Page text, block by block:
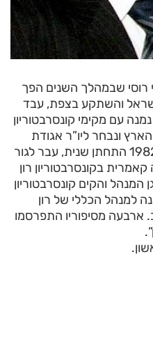
רוסי שבמהלך השנים הפך
בגיל 26 עלה לישראל והשתקע בצפת, עבד
עם מקימי קונסרבטוריון
ונבחר ליו”ר אגודת
שוחרי המוזיקה בצפת. בשנת 1982 התחתן שנית, עבר לגור
בקונסרבטוריון רון
מונה לסגן המנהל והקים קונסרבטוריון
חרדיות, ובשנת 1999 מונה למנהל הכללי של רון
לכתוב. ארבעה מסיפוריו התפרסמו